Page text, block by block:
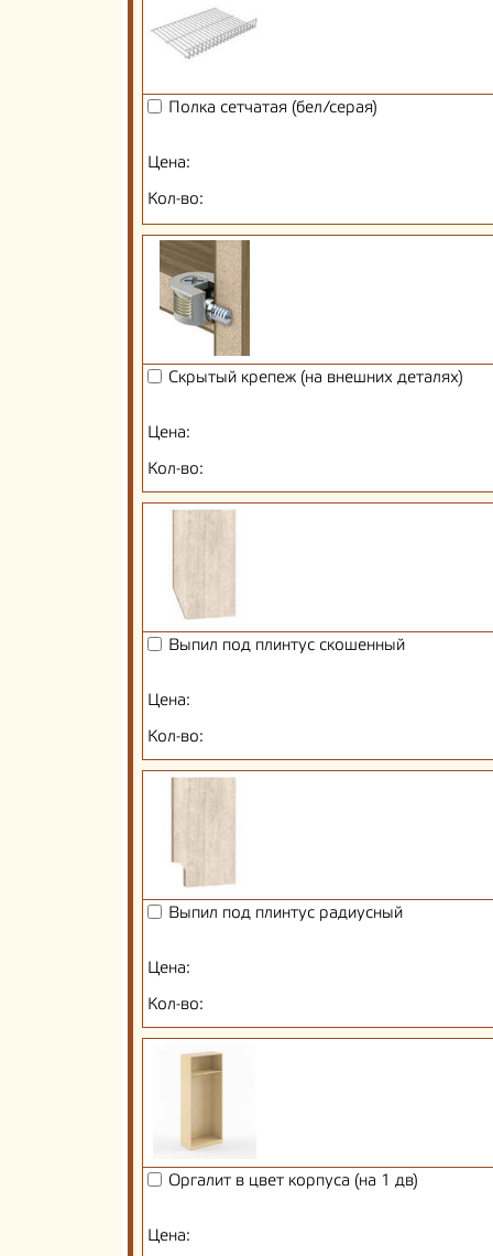
Полка сетчатая (бел/серая)
Цена:
Кол-во:
Скрытый крепеж (на внешних деталях)
Цена:
Кол-во:
Выпил под плинтус скошенный
Цена:
Кол-во:
Выпил под плинтус радиусный
Цена:
Кол-во:
Оргалит в цвет корпуса (на 1 дв)
Цена: